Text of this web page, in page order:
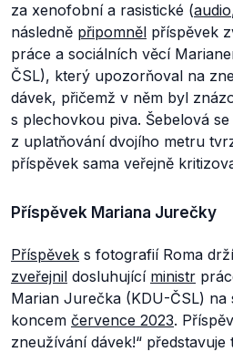
za xenofobní a rasistické (audio
následně připomněl příspěvek
práce a sociálních věcí
ČSL), který upozorňoval na
dávek, přičemž v něm byl
s plechovkou piva. Šebelová
z uplatňování dvojího metru
příspěvek sama veřejně
Příspěvek Mariana Jurečky
Příspěvek s fotografií Roma
zveřejnil dosluhující ministr
Marian Jurečka (KDU-ČSL) na
koncem července 2023.
zneužívání dávek!“ představuje